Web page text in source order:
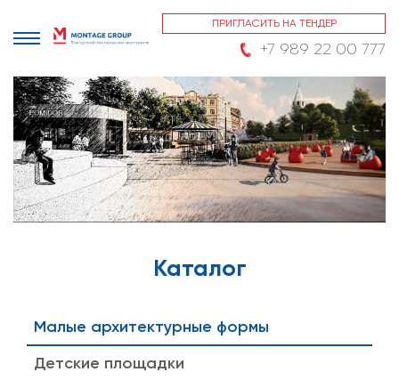
ПРИГЛАСИТЬ НА ТЕНДЕР
+7 989 22 00 777
Каталог
Малые архитектурные формы
Детские площадки